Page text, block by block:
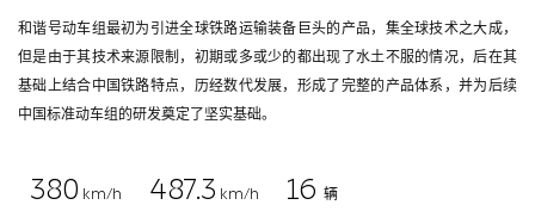
和谐号动车组最初为引进全球铁路运输装备巨头的产品，集全球技术之大成，
但是由于其技术来源限制，初期或多或少的都出现了水土不服的情况，后在其
基础上结合中国铁路特点，历经数代发展，形成了完整的产品体系，并为后续
中国标准动车组的研发奠定了坚实基础。
380 km/h
487.3 km/h
16 辆